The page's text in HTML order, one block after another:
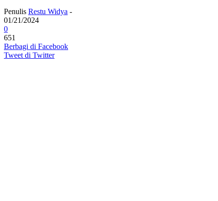
Penulis Restu Widya -
01/21/2024
0
651
Berbagi di Facebook
Tweet di Twitter